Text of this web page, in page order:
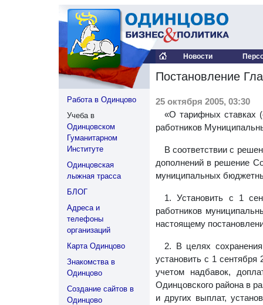
Новости
Работа в Одинцово
Учеба в
Одинцовском
Гуманитарном
Институте
Одинцовская
лыжная трасса
БЛОГ
Адреса и
телефоны
организаций
Карта Одинцово
Знакомства в
Одинцово
Создание сайтов в
Одинцово
Постановление
25 октября 2005, 03:30
«О тарифных ставках
работников
В соответствии с
дополнений в решение
муниципальных
1. Установить с 1
работников
настоящему
2. В целях
установить с 1
учетом надбавок,
Одинцовского района в
и других выплат,